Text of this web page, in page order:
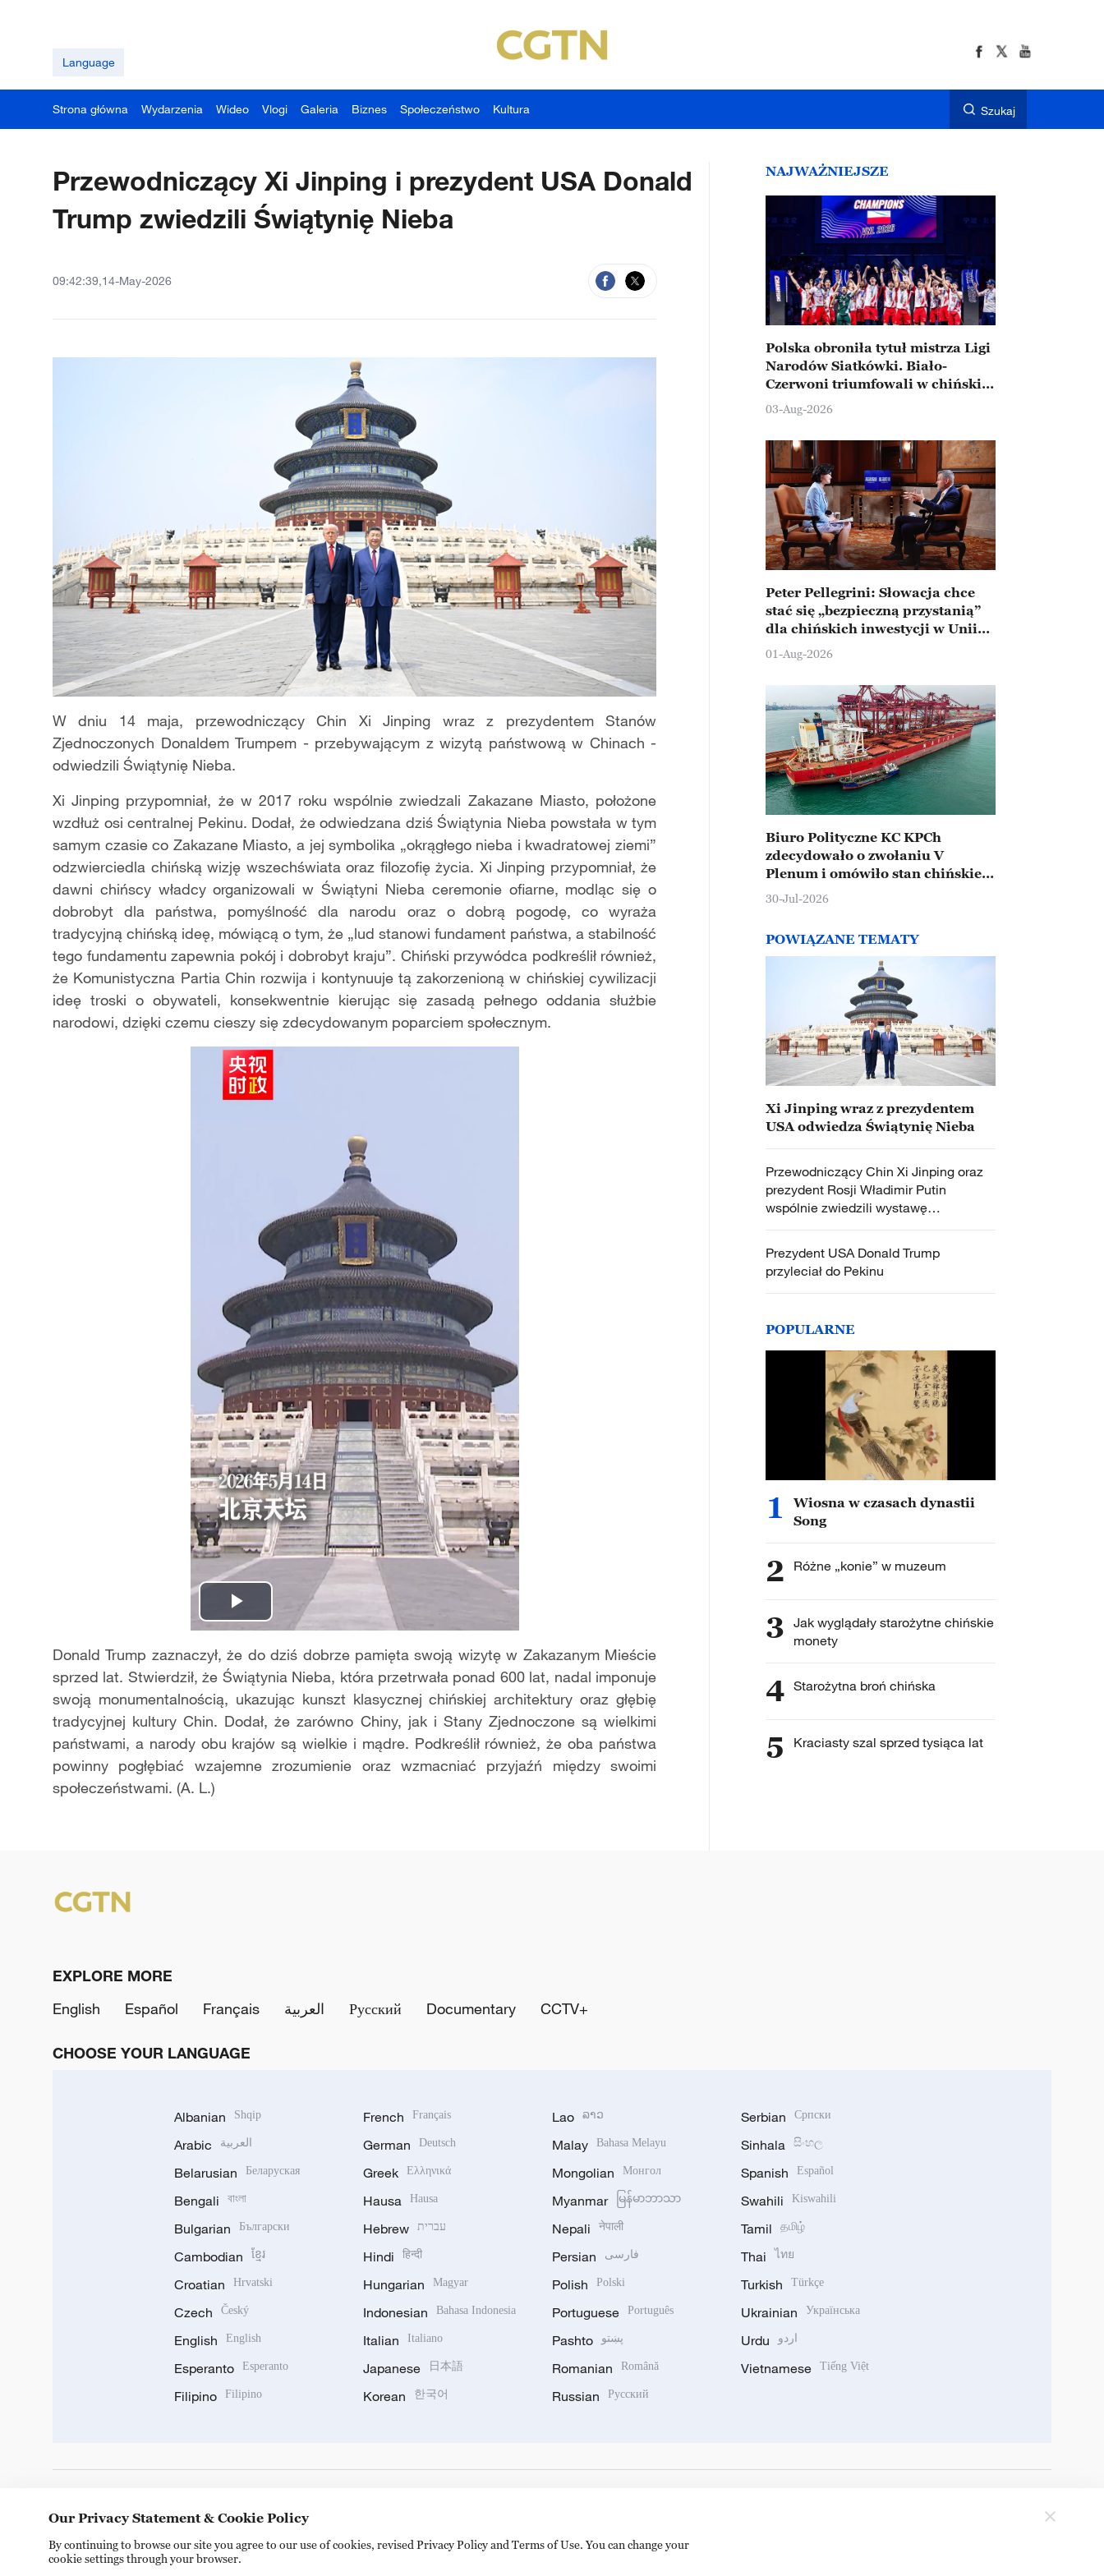
Language
Strona główna Wydarzenia Wideo Vlogi Galeria Biznes Społeczeństwo Kultura Szukaj
Przewodniczący Xi Jinping i prezydent USA Donald
Trump zwiedzili Świątynię Nieba
09:42:39,14-May-2026
W dniu 14 maja, przewodniczący Chin Xi Jinping wraz z prezydentem Stanów
Zjednoczonych Donaldem Trumpem - przebywającym z wizytą państwową w Chinach -
odwiedzili Świątynię Nieba.
Xi Jinping przypomniał, że w 2017 roku wspólnie zwiedzali Zakazane Miasto, położone
wzdłuż osi centralnej Pekinu. Dodał, że odwiedzana dziś Świątynia Nieba powstała w tym
samym czasie co Zakazane Miasto, a jej symbolika „okrągłego nieba i kwadratowej ziemi”
odzwierciedla chińską wizję wszechświata oraz filozofię życia. Xi Jinping przypomniał, że
dawni chińscy władcy organizowali w Świątyni Nieba ceremonie ofiarne, modląc się o
dobrobyt dla państwa, pomyślność dla narodu oraz o dobrą pogodę, co wyraża
tradycyjną chińską ideę, mówiącą o tym, że „lud stanowi fundament państwa, a stabilność
tego fundamentu zapewnia pokój i dobrobyt kraju”. Chiński przywódca podkreślił również,
że Komunistyczna Partia Chin rozwija i kontynuuje tą zakorzenioną w chińskiej cywilizacji
ideę troski o obywateli, konsekwentnie kierując się zasadą pełnego oddania służbie
narodowi, dzięki czemu cieszy się zdecydowanym poparciem społecznym.
Play
Video
Donald Trump zaznaczył, że do dziś dobrze pamięta swoją wizytę w Zakazanym Mieście
sprzed lat. Stwierdził, że Świątynia Nieba, która przetrwała ponad 600 lat, nadal imponuje
swoją monumentalnością, ukazując kunszt klasycznej chińskiej architektury oraz głębię
tradycyjnej kultury Chin. Dodał, że zarówno Chiny, jak i Stany Zjednoczone są wielkimi
państwami, a narody obu krajów są wielkie i mądre. Podkreślił również, że oba państwa
powinny pogłębiać wzajemne zrozumienie oraz wzmacniać przyjaźń między swoimi
społeczeństwami. (A. L.)
NAJWAŻNIEJSZE
Polska obroniła tytuł mistrza Ligi
Narodów Siatkówki. Biało-
Czerwoni triumfowali w chińskim
Ningbo
03-Aug-2026
Peter Pellegrini: Słowacja chce
stać się „bezpieczną przystanią”
dla chińskich inwestycji w Unii
Europejskiej
01-Aug-2026
Biuro Polityczne KC KPCh
zdecydowało o zwołaniu V
Plenum i omówiło stan chińskiej
gospodarki
30-Jul-2026
POWIĄZANE TEMATY
Xi Jinping wraz z prezydentem
USA odwiedza Świątynię Nieba
Przewodniczący Chin Xi Jinping oraz
prezydent Rosji Władimir Putin
wspólnie zwiedzili wystawę
fotograficzną
Prezydent USA Donald Trump
przyleciał do Pekinu
POPULARNE
1
Wiosna w czasach dynastii
Song
2 Różne „konie” w muzeum
3 Jak wyglądały starożytne chińskie
monety
4 Starożytna broń chińska
5 Kraciasty szal sprzed tysiąca lat
EXPLORE MORE
English
Español Français العربية Русский Documentary CCTV+
CHOOSE YOUR LANGUAGE
Albanian Shqip
Arabic العربية
Belarusian Беларуская
Bengali বাংলা
Bulgarian Български
Cambodian ខ្មែរ
Croatian Hrvatski
Czech Český
English English
Esperanto Esperanto
Filipino Filipino
French Français
German Deutsch
Greek Ελληνικά
Hausa Hausa
Hebrew עברית
Hindi हिन्दी
Hungarian Magyar
Indonesian Bahasa Indonesia
Italian Italiano
Japanese 日本語
Korean 한국어
Lao ລາວ
Malay Bahasa Melayu
Mongolian Монгол
Myanmar မြန်မာဘာသာ
Nepali नेपाली
Persian فارسی
Polish Polski
Portuguese Português
Pashto پښتو
Romanian Română
Russian Русский
Serbian Српски
Sinhala සිංහල
Spanish Español
Swahili Kiswahili
Tamil தமிழ்
Thai ไทย
Turkish Türkçe
Ukrainian Українська
Urdu اردو
Vietnamese Tiếng Việt
Our Privacy Statement & Cookie Policy
By continuing to browse our site you agree to our use of cookies, revised Privacy Policy and Terms of Use. You can change your
cookie settings through your browser.